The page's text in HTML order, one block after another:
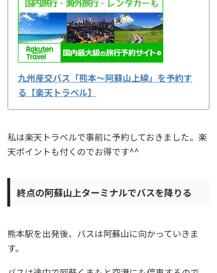
九州産交バス「熊本～阿蘇山上線」を予約す
る【楽天トラベル】
私は楽天トラベルで事前に予約しておきました。楽
天ポイントも付くのでお得です^^
終点の阿蘇山上ターミナルでバスを降りる
熊本駅を出発後、バスは阿蘇山に向かっていきま
す。